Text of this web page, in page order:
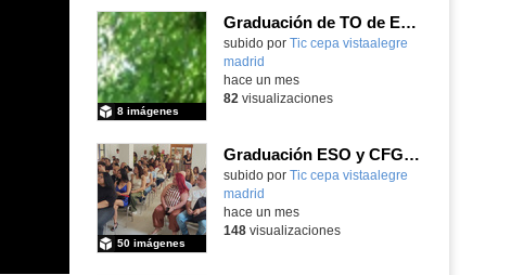
Graduación de TO de Empleo Doméstico
subido por Tic cepa vistaalegre
madrid
8 imágenes
hace un mes
82 visualizaciones
Graduación ESO y CFGB 2026
subido por Tic cepa vistaalegre
madrid
50 imágenes
hace un mes
148visualizaciones